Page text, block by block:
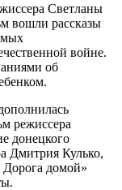
Светланы
вошли рассказы
войне.
об
режиссера
донецкого
Дмитрия Кулько,
домой»